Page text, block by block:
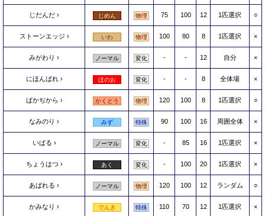
じだんだ じめん 物理 75 100 12 1匹選択 ○
ストーンエッジ いわ 物理 100 80 8 1匹選択 ×
みがわり ノーマル 変化 - - 12 自分 ×
にほんばれ ほのお 変化 - - 8 全体場 ×
ばかぢから かくとう 物理 120 100 8 1匹選択 ○
なみのり みず 特殊 90 100 16 周囲全体 ×
いばる ノーマル 変化 - 85 16 1匹選択 ×
ちょうはつ あく 変化 - 100 20 1匹選択 ×
あばれる ノーマル 物理 120 100 12 ランダム ○
かみなり でんき 特殊 110 70 12 1匹選択 ×